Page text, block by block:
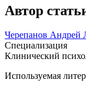
Автор
Черепанов Андрей
Специализация
Клинический
Используемая